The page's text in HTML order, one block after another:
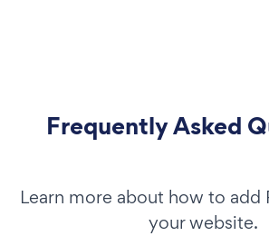
Frequently Asked
Learn more about how to add
your website.